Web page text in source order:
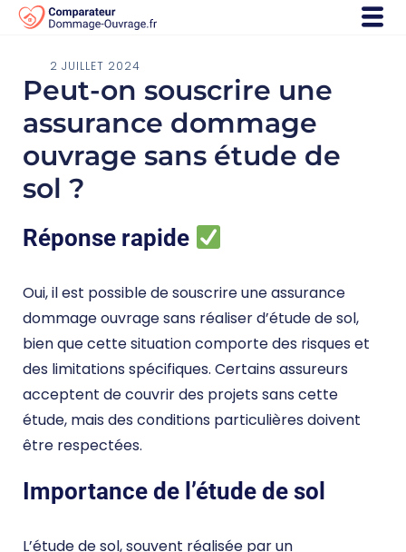
2 JUILLET 2024
Peut-on souscrire une
assurance dommage
ouvrage sans étude de
sol ?
Réponse rapide
Oui, il est possible de souscrire une assurance
dommage ouvrage sans réaliser d’étude de sol,
bien que cette situation comporte des risques et
des limitations spécifiques. Certains assureurs
acceptent de couvrir des projets sans cette
étude, mais des conditions particulières doivent
être respectées.
Importance de l’étude de sol
L’étude de sol, souvent réalisée par un